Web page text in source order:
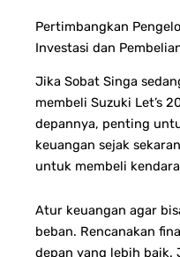
Pertimbangkan
Investasi dan
Jika Sobat Singa
membeli Suzuki Let’s
depannya, penting
keuangan sejak
untuk membeli
Atur keuangan agar
beban. Rencanakan
depan yang lebih baik.